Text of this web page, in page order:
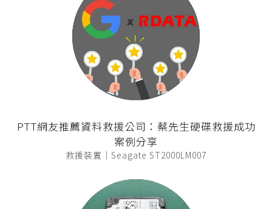
PTT網友推薦資料救援公司：蔡先生硬碟救援成功
案例分享
救援裝置｜Seagate ST2000LM007